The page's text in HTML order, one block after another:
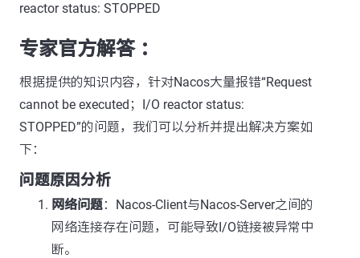
reactor status: STOPPED
专家官方解答 ：
根据提供的知识内容，针对Nacos大量报错“Request
cannot be executed；I/O reactor status:
STOPPED”的问题，我们可以分析并提出解决方案如
下：
问题原因分析
网络问题：Nacos-Client与Nacos-Server之间的
网络连接存在问题，可能导致I/O链接被异常中
断。